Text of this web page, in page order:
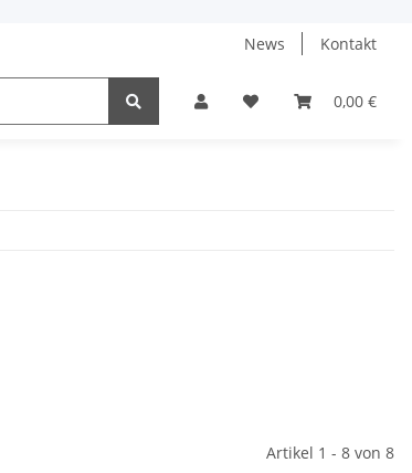
News
Kontakt
0,00 €
Artikel 1 - 8 von 8